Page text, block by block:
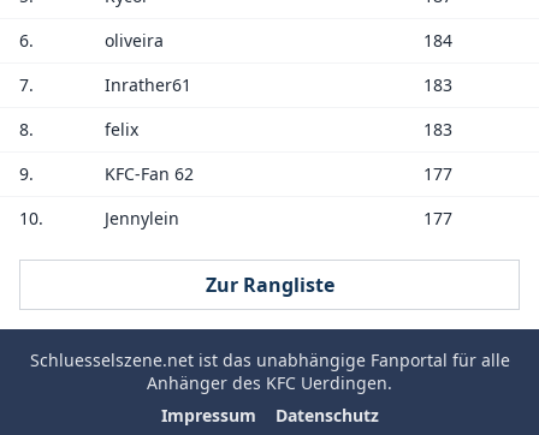
6.
oliveira
184
7.
Inrather61
183
8.
felix
183
9.
KFC-Fan 62
177
10.
Jennylein 177
Zur Rangliste
Schluesselszene.netist das unabhängige Fanportal für alle
Anhänger des KFC Uerdingen.
Impressum
Datenschutz